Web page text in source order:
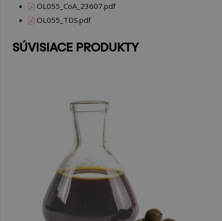
OL055_CoA_23607.pdf
OL055_TDS.pdf
SÚVISIACE PRODUKTY